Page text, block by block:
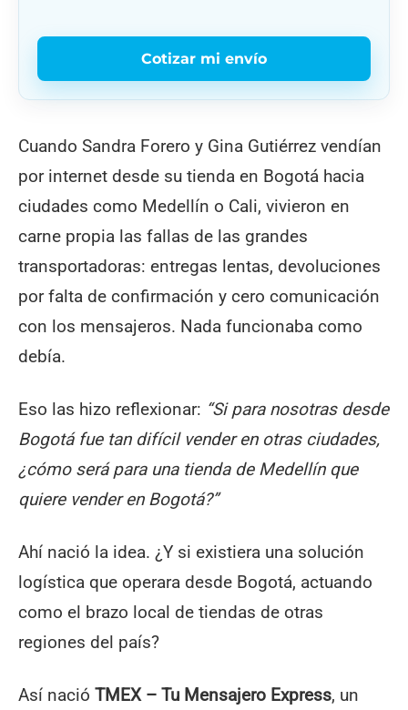
Cotizar mi envío
Cuando Sandra Forero y Gina Gutiérrez vendían
por internet desde su tienda en Bogotá hacia
ciudades como Medellín o Cali, vivieron en
carne propia las fallas de las grandes
transportadoras: entregas lentas, devoluciones
por falta de confirmación y cero comunicación
con los mensajeros. Nada funcionaba como
debía.
Eso las hizo reflexionar: “Si para nosotras desde
Bogotá fue tan difícil vender en otras ciudades,
¿cómo será para una tienda de Medellín que
quiere vender en Bogotá?”
Ahí nació la idea. ¿Y si existiera una solución
logística que operara desde Bogotá, actuando
como el brazo local de tiendas de otras
regiones del país?
Así nació TMEX – Tu Mensajero Express, un